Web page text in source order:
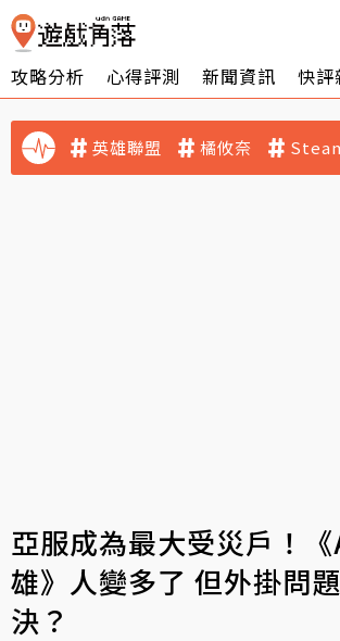
攻略分析 心得評測 新聞資訊 快評
英雄聯盟 橘攸奈
亞服成為最大受災戶！
雄》人變多了 但外掛問
決？